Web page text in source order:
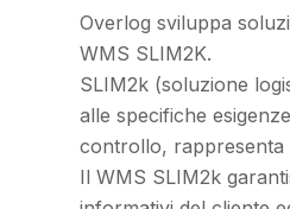
Overlog sviluppa
WMS SLIM2K.
SLIM2k (soluzione
alle specifiche
controllo, rappresenta
Il WMS SLIM2k